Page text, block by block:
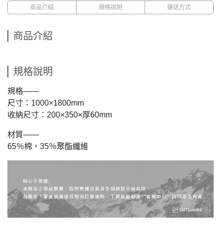
商品介紹 規格說明 運送方式
商品介紹
規格說明
規格——
尺寸：1000×1800mm
收納尺寸：200×350×厚60mm
材質——
65％棉，35％聚酯纖維